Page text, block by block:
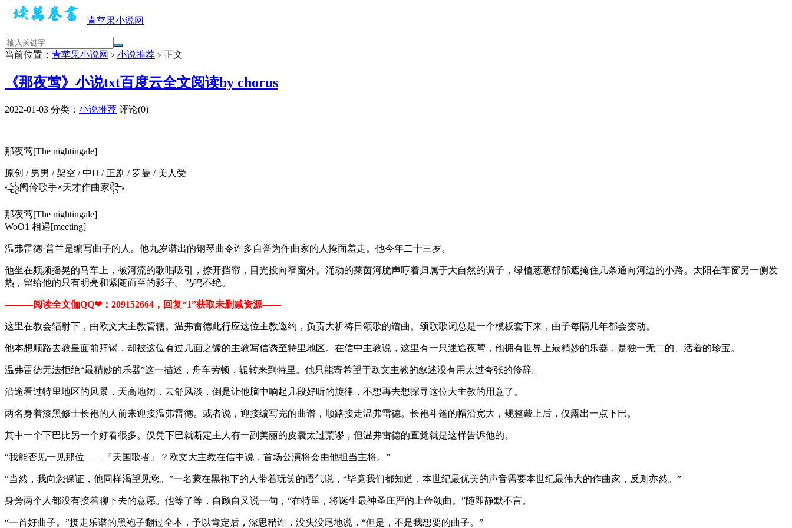
青苹果小说网
当前位置： 青苹果小说网 > 小说推荐 > 正文
《那夜莺》小说txt百度云全文阅读by chorus
2022-01-03 分类： 小说推荐 评论(0)
那夜莺[The nightingale]
原创 / 男男 / 架空 / 中H / 正剧 / 罗曼 / 美人受
꧁阉伶歌手×天才作曲家꧂
那夜莺[The nightingale]
WoO1 相遇[meeting]
温弗雷德·普兰是编写曲子的人。他九岁谱出的钢琴曲令许多自誉为作曲家的人掩面羞走。他今年二十三岁。
他坐在频频摇晃的马车上，被河流的歌唱吸引，撩开挡帘，目光投向窄窗外。涌动的莱茵河脆声哼着归属于大自然的调子，绿植葱葱郁郁遮掩住几条通向河边的小路。太阳在车窗另一侧发
热，留给他的只有明亮和紧随而至的影子。鸟鸣不绝。
———阅读全文伽QQ❤：209152664，回复“1”获取未删减资源—​​​​—
这里在教会辐射下，由欧文大主教管辖。温弗雷德此行应这位主教邀约，负责大祈祷日颂歌的谱曲。颂歌歌词总是一个模板套下来，曲子每隔几年都会变动。
他本想顺路去教皇面前拜谒，却被这位有过几面之缘的主教写信诱至特里地区。在信中主教说，这里有一只迷途夜莺，他拥有世界上最精妙的乐器，是独一无二的、活着的珍宝。
温弗雷德无法拒绝“最精妙的乐器”这一描述，舟车劳顿，辗转来到特里。他只能寄希望于欧文主教的叙述没有用太过夸张的修辞。
沿途看过特里地区的风景，天高地阔，云舒风淡，倒是让他脑中响起几段好听的旋律，不想再去想探寻这位大主教的用意了。
两名身着漆黑修士长袍的人前来迎接温弗雷德。或者说，迎接编写完的曲谱，顺路接走温弗雷德。长袍斗篷的帽沿宽大，规整戴上后，仅露出一点下巴。
其中一个下巴比另一个好看很多。仅凭下巴就断定主人有一副美丽的皮囊太过荒谬，但温弗雷德的直觉就是这样告诉他的。
“我能否见一见那位——『天国歌者』？欧文大主教在信中说，首场公演将会由他担当主将。”
“当然，我向您保证，他同样渴望见您。”一名蒙在黑袍下的人带着玩笑的语气说，“毕竟我们都知道，本世纪最优美的声音需要本世纪最伟大的作曲家，反则亦然。”
身旁两个人都没有接着聊下去的意愿。他等了等，自顾自又说一句，“在特里，将诞生最神圣庄严的上帝颂曲。”随即静默不言。
“一首好曲子。”接走乐谱的黑袍子翻过全本，予以肯定后，深思稍许，没头没尾地说，“但是，不是我想要的曲子。”